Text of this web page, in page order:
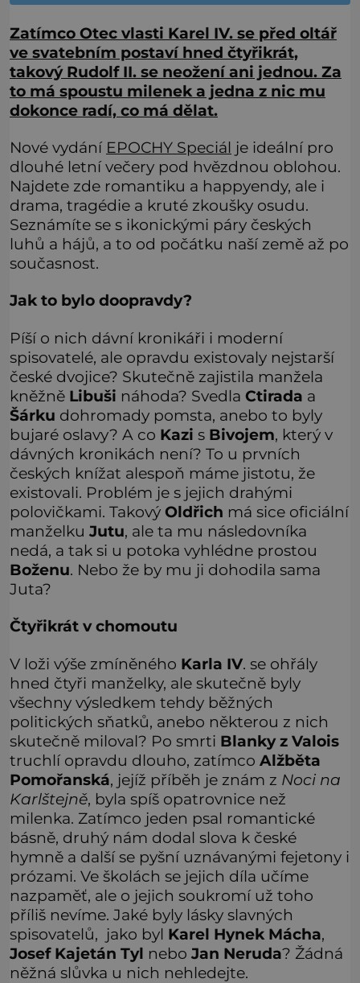
Zatímco Otec vlasti Karel IV. se před oltář
ve svatebním postaví hned čtyřikrát,
takový Rudolf II. se neožení ani jednou. Za
to má spoustu milenek a jedna z nic mu
dokonce radí, co má dělat.
Nové vydání EPOCHY Speciál je ideální pro
dlouhé letní večery pod hvězdnou oblohou.
Najdete zde romantiku a happyendy, ale i
drama, tragédie a kruté zkoušky osudu.
Seznámíte se s ikonickými páry českých
luhů a hájů, a to od počátku naší země až po
současnost.
Jak to bylo doopravdy?
Píší o nich dávní kronikáři i moderní
spisovatelé, ale opravdu existovaly nejstarší
české dvojice? Skutečně zajistila manžela
kněžně Libuši náhoda? Svedla Ctirada a
Šárku dohromady pomsta, anebo to byly
bujaré oslavy? A co Kazi s Bivojem, který v
dávných kronikách není? To u prvních
českých knížat alespoň máme jistotu, že
existovali. Problém je s jejich drahými
polovičkami. Takový Oldřich má sice oficiální
manželku Jutu, ale ta mu následovníka
nedá, a tak si u potoka vyhlédne prostou
Boženu. Nebo že by mu ji dohodila sama
Juta?
Čtyřikrát v chomoutu
V loži výše zmíněného Karla IV. se ohřály
hned čtyři manželky, ale skutečně byly
všechny výsledkem tehdy běžných
politických sňatků, anebo některou z nich
skutečně miloval? Po smrti Blanky z Valois
truchlí opravdu dlouho, zatímco Alžběta
Pomořanská, jejíž příběh je znám z Noci na
Karlštejně, byla spíš opatrovnice než
milenka. Zatímco jeden psal romantické
básně, druhý nám dodal slova k české
hymně a další se pyšní uznávanými fejetony i
prózami. Ve školách se jejich díla učíme
nazpaměť, ale o jejich soukromí už toho
příliš nevíme. Jaké byly lásky slavných
spisovatelů, jako byl Karel Hynek Mácha,
Josef Kajetán Tyl nebo Jan Neruda? Žádná
něžná slůvka u nich nehledejte.